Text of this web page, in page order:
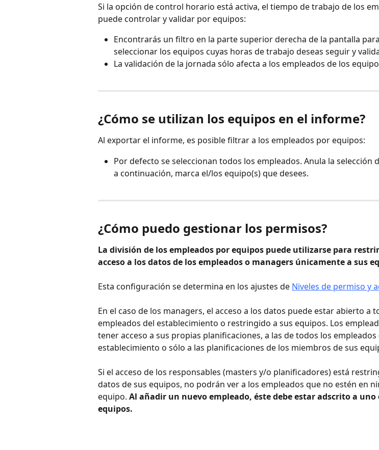
Si la opción de control horario está activa, el tiempo de trabajo de los
puede controlar y validar por equipos:
Encontrarás un filtro en la parte superior derecha de la pantalla para
seleccionar los equipos cuyas horas de trabajo deseas seguir y
La validación de la jornada sólo afecta a los empleados de los
¿Cómo se utilizan los equipos en el informe?
Al exportar el informe, es posible filtrar a los empleados por equipos:
Por defecto se seleccionan todos los empleados. Anula la selección
a continuación, marca el/los equipo(s) que desees.
¿Cómo puedo gestionar los permisos?
La división de los empleados por equipos puede utilizarse para
acceso a los datos de los empleados o managers únicamente a sus
Esta configuración se determina en los ajustes de Niveles de permiso y
En el caso de los managers, el acceso a los datos puede estar abierto a
empleados del establecimiento o restringido a sus equipos. Los
tener acceso a sus propias planificaciones, a las de todos los empleados
establecimiento o sólo a las planificaciones de los miembros de sus
Si el acceso de los responsables (masters y/o planificadores) está
datos de sus equipos, no podrán ver a los empleados que no estén en
equipo. Al añadir un nuevo empleado, éste debe estar adscrito a uno
equipos.